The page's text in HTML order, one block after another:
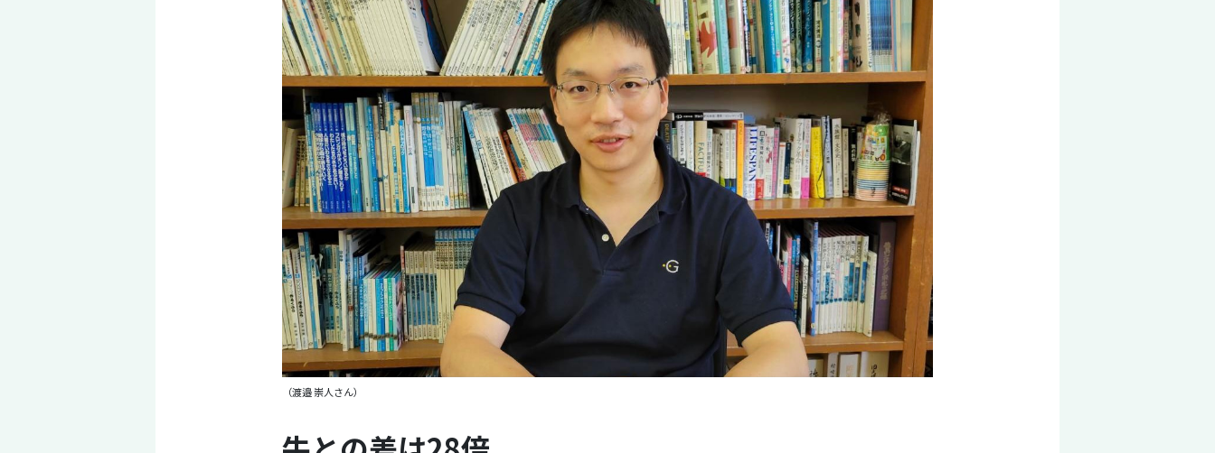
（渡邉 崇人さん）